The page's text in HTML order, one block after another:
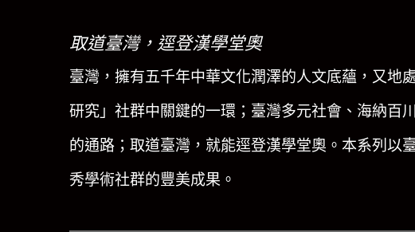
取道臺灣，逕登漢學堂奧
臺灣，擁有五千年中華文化潤澤的人文底蘊，又地
研究」社群中關鍵的一環；臺灣多元社會、海納百
的通路；取道臺灣，就能逕登漢學堂奧。本系列以
秀學術社群的豐美成果。